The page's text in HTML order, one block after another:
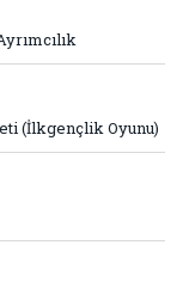
(İlkgençlik Oyunu)